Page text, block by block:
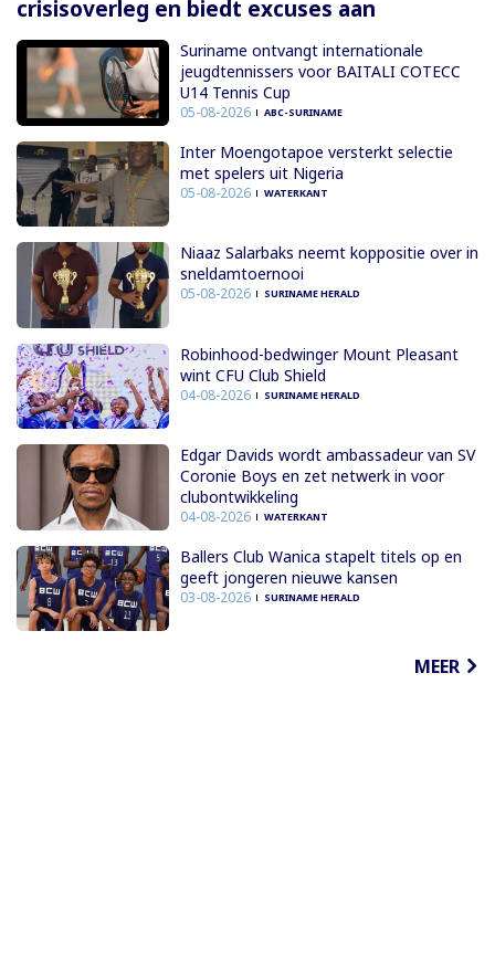
crisisoverleg en biedt excuses aan
Suriname ontvangt internationale
jeugdtennissers voor BAITALI COTECC
U14 Tennis Cup
05-08-2026 ABC-SURINAME
Inter Moengotapoe versterkt selectie
met spelers uit Nigeria
05-08-2026 WATERKANT
Niaaz Salarbaks neemt koppositie over in
sneldamtoernooi
05-08-2026 SURINAME HERALD
Robinhood-bedwinger Mount Pleasant
wint CFU Club Shield
04-08-2026 SURINAME HERALD
Edgar Davids wordt ambassadeur van SV
Coronie Boys en zet netwerk in voor
clubontwikkeling
04-08-2026 WATERKANT
Ballers Club Wanica stapelt titels op en
geeft jongeren nieuwe kansen
03-08-2026 SURINAME HERALD
MEER